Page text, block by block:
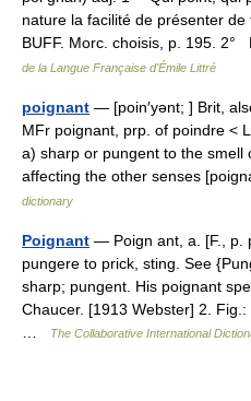
nature la facilité de présenter
BUFF. Morc. choisis, p. 195.
de la Langue Française d'Émile Littré
poignant — [poin′yənt; ] Brit,
MFr poignant, prp. of poindre <
a) sharp or pungent to the smell
affecting the other senses
dictionary
Poignant — Poign ant, a. [F., p.
pungere to prick, sting. See
sharp; pungent. His poignant
Chaucer. [1913 Webster] 2.
…
The Collaborative International